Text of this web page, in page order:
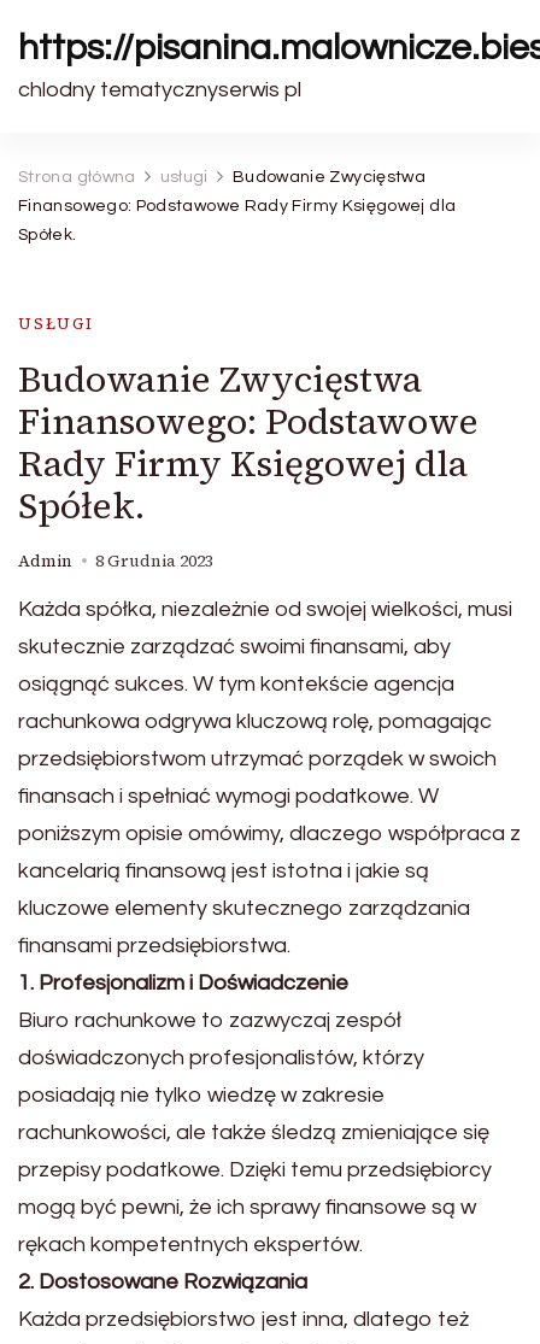
https://
chlodny tematycznyserwis pl
Strona główna usługi
Budowanie Zwycięstwa
Finansowego: Podstawowe Rady Firmy Księgowej dla
Spółek.
USŁUGI
Budowanie Zwycięstwa
Finansowego: Podstawowe
Rady Firmy Księgowej dla
Spółek.
Admin 8 Grudnia 2023
Każda spółka, niezależnie od swojej wielkości, musi
skutecznie zarządzać swoimi finansami, aby
osiągnąć sukces. W tym kontekście agencja
rachunkowa odgrywa kluczową rolę, pomagając
przedsiębiorstwom utrzymać porządek w swoich
finansach i spełniać wymogi podatkowe. W
poniższym opisie omówimy, dlaczego współpraca z
kancelarią finansową jest istotna i jakie są
kluczowe elementy skutecznego zarządzania
finansami przedsiębiorstwa.
1. Profesjonalizm i Doświadczenie
Biuro rachunkowe to zazwyczaj zespół
doświadczonych profesjonalistów, którzy
posiadają nie tylko wiedzę w zakresie
rachunkowości, ale także śledzą zmieniające się
przepisy podatkowe. Dzięki temu przedsiębiorcy
mogą być pewni, że ich sprawy finansowe są w
rękach kompetentnych ekspertów.
2. Dostosowane Rozwiązania
Każda przedsiębiorstwo jest inna, dlatego też